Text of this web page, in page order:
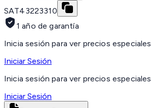
SAT43223310
1 año de garantía
Inicia sesión para ver precios especiales
Iniciar Sesión
Inicia sesión para ver precios especiales
Iniciar Sesión